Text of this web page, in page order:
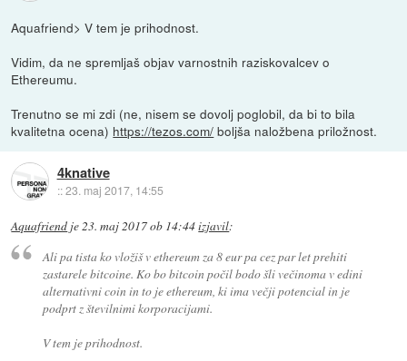
Aquafriend> V tem je prihodnost.
Vidim, da ne spremljaš objav varnostnih raziskovalcev o
Ethereumu.
Trenutno se mi zdi (ne, nisem se dovolj poglobil, da bi to bila
kvalitetna ocena) https://tezos.com/ boljša naložbena priložnost.
4knative
::23. maj 2017, 14:55
Aquafriend je23. maj 2017 ob 14:44izjavil:
Ali pa tista ko vložiš v ethereum za 8 eur pa cez par let prehiti
zastarele bitcoine. Ko bo bitcoin počil bodo šli večinoma v edini
alternativni coin in to je ethereum, ki ima večji potencial in je
podprt z številnimi korporacijami.
V tem je prihodnost.